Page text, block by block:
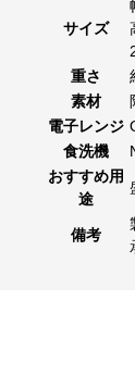
サイズ
重さ
素材
電子レンジ
食洗機
おすすめ用
途
備考